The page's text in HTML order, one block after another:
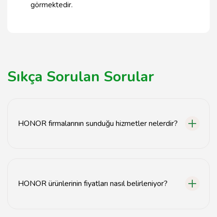
görmektedir.
Sıkça Sorulan Sorular
HONOR firmalarının sunduğu hizmetler nelerdir?
sağlanmaktadır.
HONOR ürünlerinin fiyatları nasıl belirleniyor?